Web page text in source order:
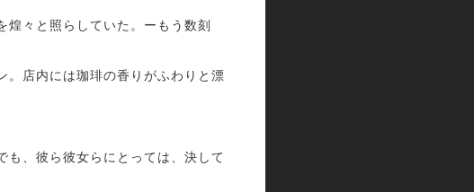
々と照らしていた。ーもう数刻
。店内には珈琲の香りがふわりと漂
、彼ら彼女らにとっては、決して